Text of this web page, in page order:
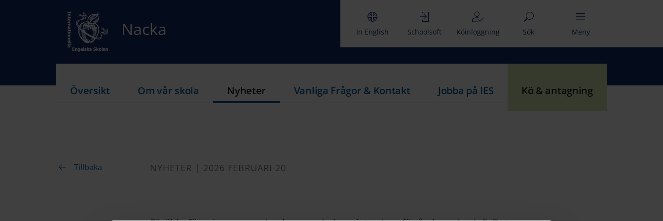
Nacka In English Schoolsoft Köinloggning Sök Meny
Översikt Om vår skola Nyheter Vanliga Frågor & Kontakt Jobba på IES Kö & antagning
Tillbaka NYHETER | 2026 FEBRUARI 20